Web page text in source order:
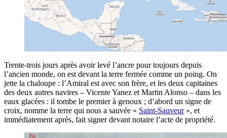
Trente-trois jours après avoir levé l’ancre pour toujours depuis
l’ancien monde, on est devant la terre fermée comme un poing. On
jette la chaloupe : l’Amiral est avec son frère, et les deux capitaines
des deux autres navires – Vicente Yanez et Martin Alonso – dans les
eaux glacées : il tombe le premier à genoux ; d’abord un signe de
croix, nomme la terre qui nous a sauvée « Saint-Sauveur», et
immédiatement après, fait signer devant notaire l’acte de propriété.